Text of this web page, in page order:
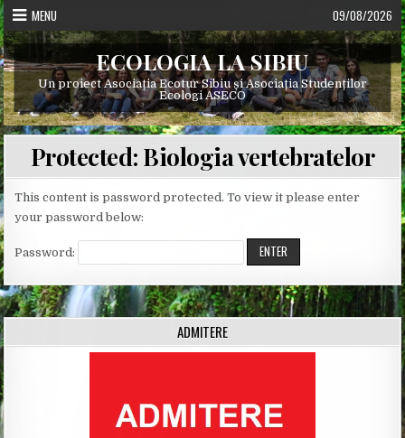
Skip
to
content
MENU 09/08/2026
ECOLOGIA LA SIBIU
Un proiect Asociația Ecotur Sibiu și Asociația Studenților
Ecologi ASECO
Protected: Biologia vertebratelor
This content is password protected. To view it please enter
your password below:
Password:
ADMITERE